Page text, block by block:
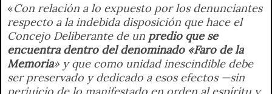
«Con relación a lo expuesto por los denunciantes
respecto a la indebida disposición que hace el
Concejo Deliberante de un predio que se
encuentra dentro del denominado «Faro de la
Memoria» y que como unidad inescindible debe
ser preservado y dedicado a esos efectos —sin
perjuicio de lo manifestado en orden al espíritu y